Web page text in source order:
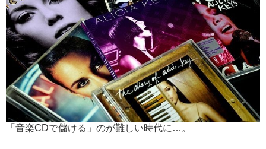
「音楽CDで儲ける」のが難しい時代に…。